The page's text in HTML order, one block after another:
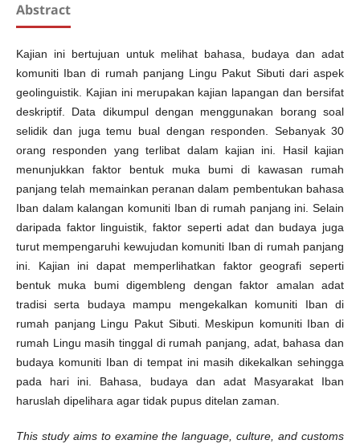
Abstract
Kajian ini bertujuan untuk melihat bahasa, budaya dan adat
komuniti Iban di rumah panjang Lingu Pakut Sibuti dari aspek
geolinguistik. Kajian ini merupakan kajian lapangan dan bersifat
deskriptif. Data dikumpul dengan menggunakan borang soal
selidik dan juga temu bual dengan responden. Sebanyak 30
orang responden yang terlibat dalam kajian ini. Hasil kajian
menunjukkan faktor bentuk muka bumi di kawasan rumah
panjang telah memainkan peranan dalam pembentukan bahasa
Iban dalam kalangan komuniti Iban di rumah panjang ini. Selain
daripada faktor linguistik, faktor seperti adat dan budaya juga
turut mempengaruhi kewujudan komuniti Iban di rumah panjang
ini. Kajian ini dapat memperlihatkan faktor geografi seperti
bentuk muka bumi digembleng dengan faktor amalan adat
tradisi serta budaya mampu mengekalkan komuniti Iban di
rumah panjang Lingu Pakut Sibuti. Meskipun komuniti Iban di
rumah Lingu masih tinggal di rumah panjang, adat, bahasa dan
budaya komuniti Iban di tempat ini masih dikekalkan sehingga
pada hari ini. Bahasa, budaya dan adat Masyarakat Iban
haruslah dipelihara agar tidak pupus ditelan zaman.
This study aims to examine the language, culture, and customs